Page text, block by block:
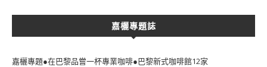
嘉欐專題誌
嘉欐專題●在巴黎品嘗一杯專業咖啡●巴黎新式咖啡館12家